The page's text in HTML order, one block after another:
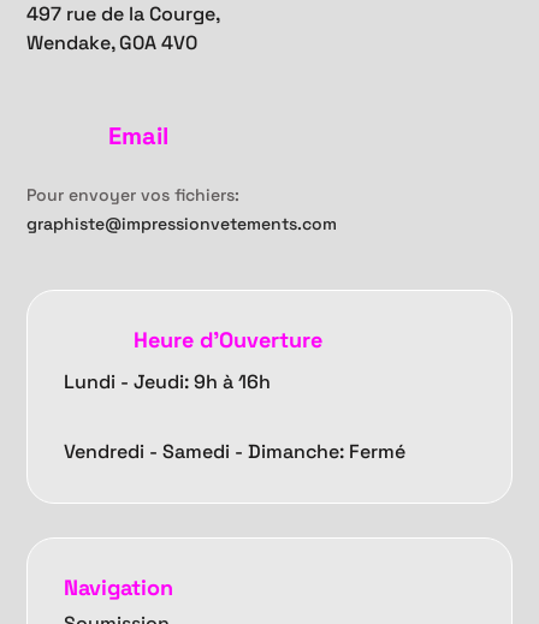
497 rue de la Courge,
Wendake, G0A 4V0
Email
Pour envoyer vos fichiers:
graphiste@impressionvetements.com
Heure d'Ouverture
Lundi - Jeudi: 9h à 16h
Vendredi -Samedi - Dimanche: Fermé
Navigation